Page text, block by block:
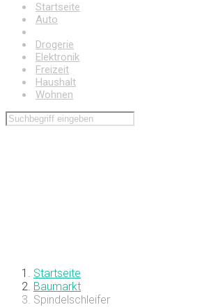
Startseite
Auto
Drogerie
Elektronik
Freizeit
Haushalt
Wohnen
Startseite
Baumarkt
Spindelschleifer